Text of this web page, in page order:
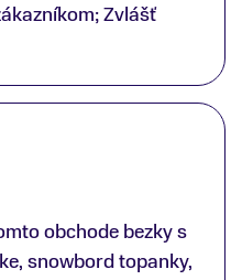
Zvlášť
Gunišovi za
všetko značka
mi svojou
a dozvedel
prístupu k
o nových
Z
obchode bezky s
snowbord topanky,